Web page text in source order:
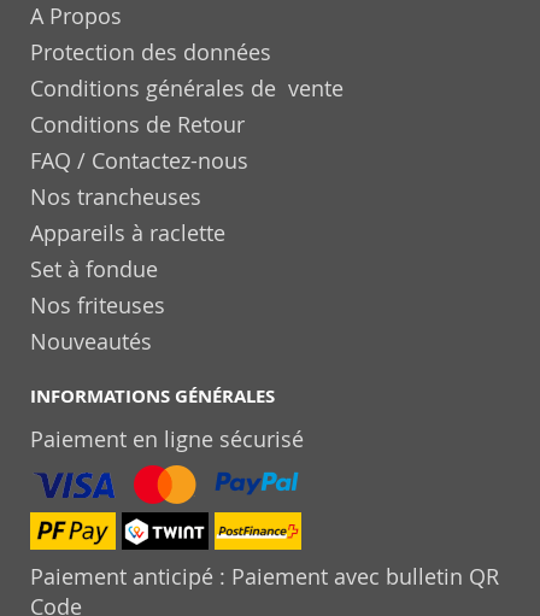
A Propos
Protection des données
Conditions générales de vente
Conditions de Retour
FAQ / Contactez-nous
Nos trancheuses
Appareils à raclette
Set à fondue
Nos friteuses
Nouveautés
INFORMATIONS GÉNÉRALES
Paiement en ligne sécurisé
Paiement anticipé : Paiement avec bulletin QR
Code